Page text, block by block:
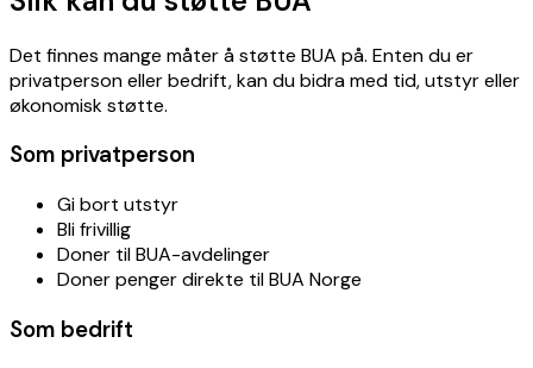
Det finnes mange måter å støtte BUA på. Enten du er
privatperson eller bedrift, kan du bidra med tid, utstyr eller
økonomisk støtte.
Som privatperson
Gi bort utstyr
Bli frivillig
Doner til BUA-avdelinger
Doner penger direkte til BUA Norge
Som bedrift